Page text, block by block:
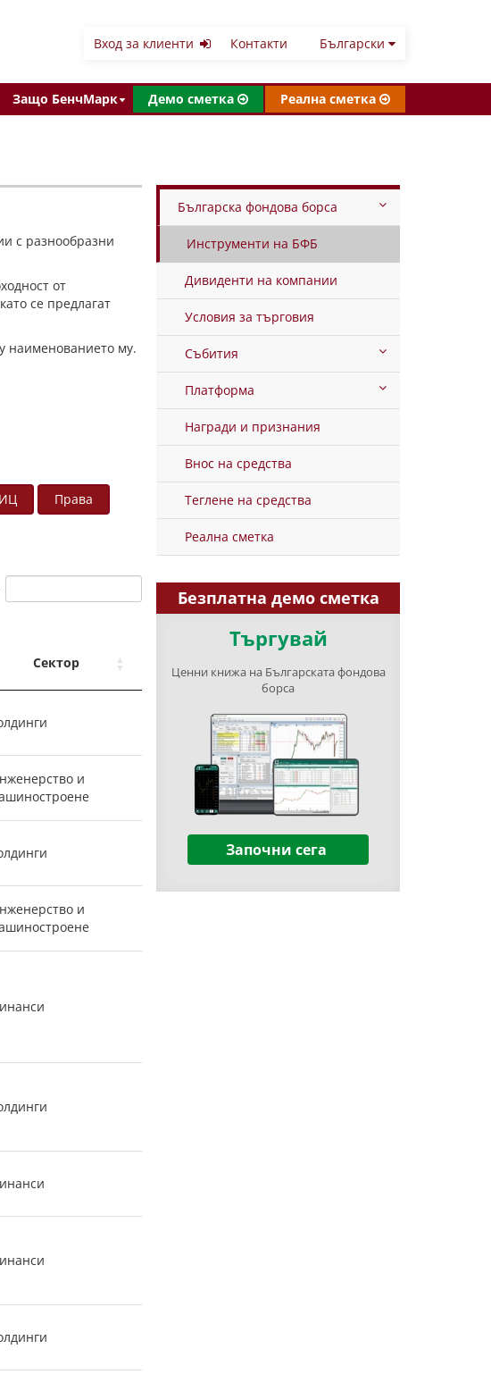
Вход за клиенти Контакти Български
Защо БенчМарк Демо сметка Реална сметка
с разнообразни
от
се предлагат
наименованието му.
Права
Сектор
и
и
Българска фондова борса
Инструменти на БФБ
Дивиденти на компании
Условия за търговия
Събития
Платформа
Награди и признания
Внос на средства
Теглене на средства
Реална сметка
Безплатна демо сметка
Търгувай
Ценни книжа на Българската фондова
борса
Започни сега